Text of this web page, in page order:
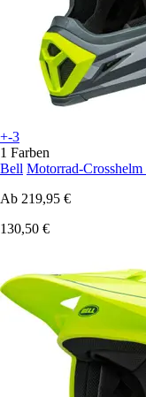
+-3
1 Farben
Bell Motorrad-
Ab 219,95 €
130,50 €